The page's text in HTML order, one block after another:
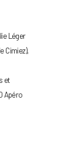
Léger
Cimiez),
et
Apéro